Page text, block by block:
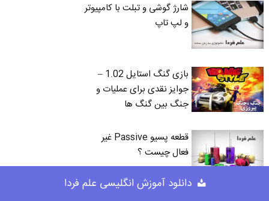
شارژ گوشی و تبلت با کامپیوتر
و لپ تاپ
بازی گنگ استایل 1.02 –
جوایز نقدی برای عملیات و
جنگ بین گنگ ها
قطعه پسیو Passive غیر
فعال چیست ؟
دانلود آموزش انگلیسی علم فردا